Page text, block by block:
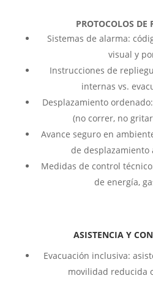
PROTOCOLOS DE
Sistemas de alarma:
visual y
Instrucciones de
internas vs.
Desplazamiento
(no correr, no
Avance seguro en
de desplazamiento
Medidas de control
de energía,
ASISTENCIA Y
Evacuación inclusiva:
movilidad reducida